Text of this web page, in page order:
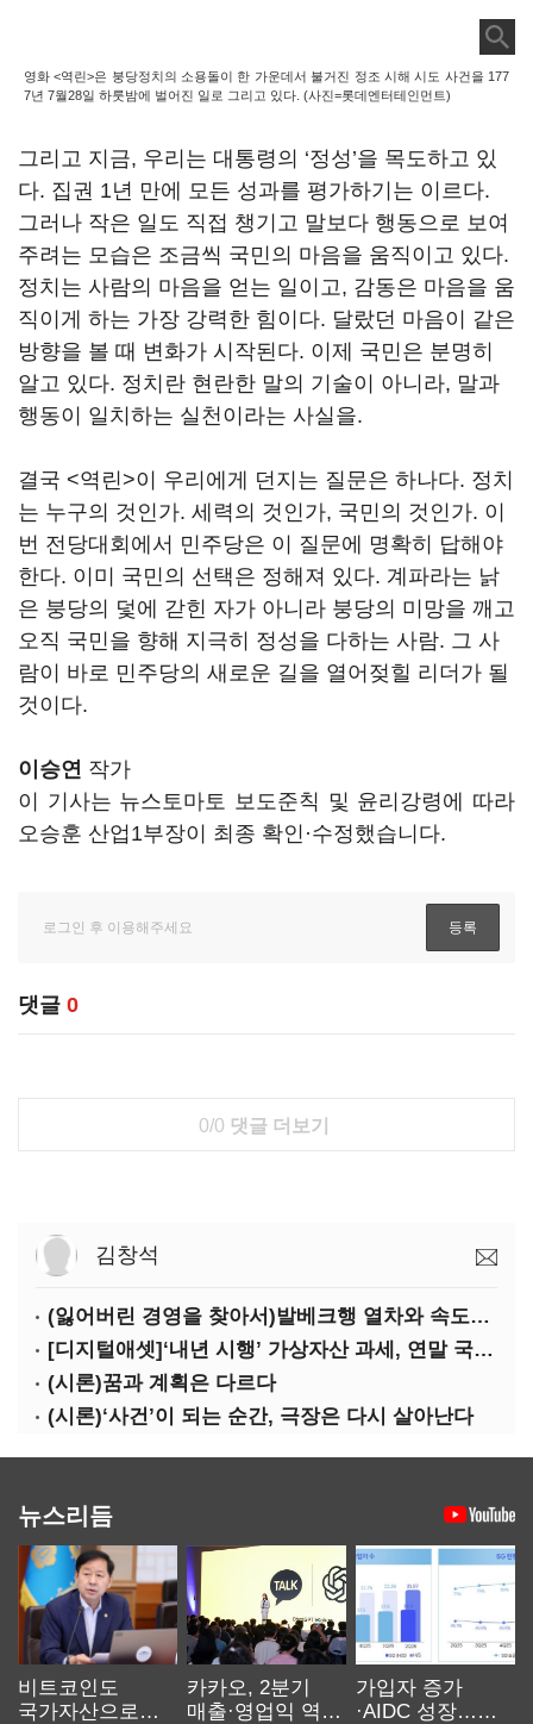
영화 <역린>은 붕당정치의 소용돌이 한 가운데서 불거진 정조 시해 시도 사건을 177
7년 7월28일 하룻밤에 벌어진 일로 그리고 있다. (사진=롯데엔터테인먼트)
그리고 지금, 우리는 대통령의 ‘정성’을 목도하고 있
다. 집권 1년 만에 모든 성과를 평가하기는 이르다.
그러나 작은 일도 직접 챙기고 말보다 행동으로 보여
주려는 모습은 조금씩 국민의 마음을 움직이고 있다.
정치는 사람의 마음을 얻는 일이고, 감동은 마음을 움
직이게 하는 가장 강력한 힘이다. 달랐던 마음이 같은
방향을 볼 때 변화가 시작된다. 이제 국민은 분명히
알고 있다. 정치란 현란한 말의 기술이 아니라, 말과
행동이 일치하는 실천이라는 사실을.
결국 <역린>이 우리에게 던지는 질문은 하나다. 정치
는 누구의 것인가. 세력의 것인가, 국민의 것인가. 이
번 전당대회에서 민주당은 이 질문에 명확히 답해야
한다. 이미 국민의 선택은 정해져 있다. 계파라는 낡
은 붕당의 덫에 갇힌 자가 아니라 붕당의 미망을 깨고
오직 국민을 향해 지극히 정성을 다하는 사람. 그 사
람이 바로 민주당의 새로운 길을 열어젖힐 리더가 될
것이다.
이승연 작가
이 기사는 뉴스토마토 보도준칙 및 윤리강령에 따라
오승훈 산업1부장이 최종 확인·수정했습니다.
댓글 0
0/0 댓글 더보기
김창석
(잃어버린 경영을 찾아서)발베크행 열차와 속도의 환상: 디지털 전환과 물류 혁신의 포용적 노동 전략
[디지털애셋]‘내년 시행’ 가상자산 과세, 연말 국회 문턱 넘을까
(시론)꿈과 계획은 다르다
(시론)‘사건’이 되는 순간, 극장은 다시 살아난다
뉴스리듬
비트코인도
국가자산으로…'
카카오, 2분기
매출·영업익 역대
가입자 증가
·AIDC 성장…